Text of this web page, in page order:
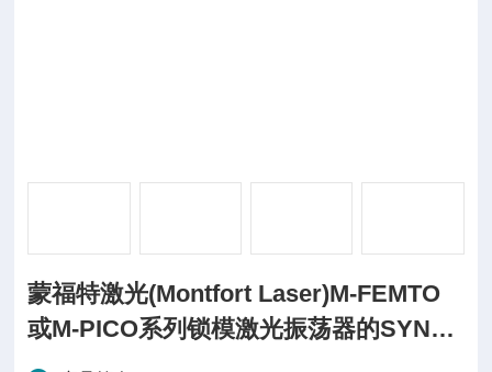
蒙福特激光(Montfort Laser)M-FEMTO
或M-PICO系列锁模激光振荡器的SYNC
附